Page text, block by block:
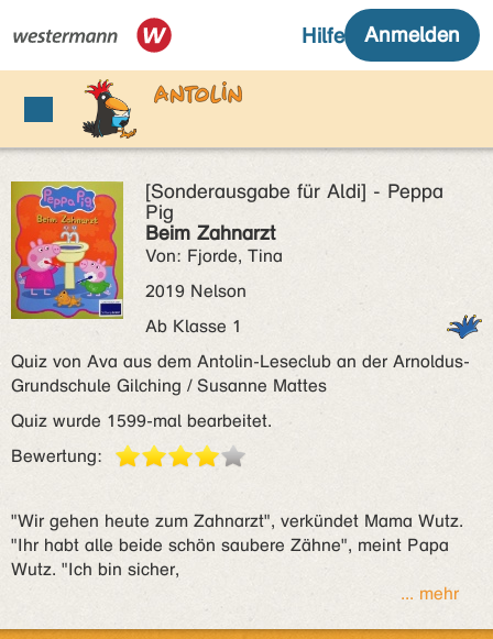
[Sonderausgabe für Aldi] - Peppa
Pig
Beim Zahnarzt
Von: Fjorde, Tina
2019 Nelson
Ab Klasse 1
Quiz von Ava aus dem Antolin-Leseclub an der Arnoldus-
Grundschule Gilching / Susanne Mattes
Quiz wurde 1599-mal bearbeitet.
Bewertung:
"Wir gehen heute zum Zahnarzt", verkündet Mama Wutz.
"Ihr habt alle beide schön saubere Zähne", meint Papa
Wutz. "Ich bin sicher,
... mehr